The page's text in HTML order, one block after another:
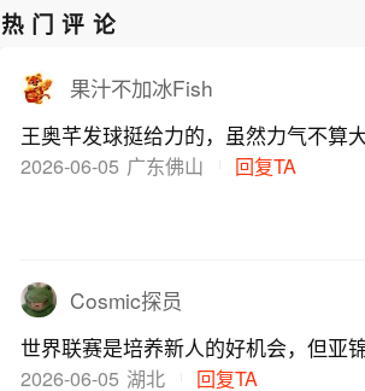
热门评论
果汁不加冰Fish
王奥芊发球挺给力的，虽然力气不算
2026-06-05 广东佛山 回复TA
Cosmic探员
世界联赛是培养新人的好机会，但亚
2026-06-05 湖北 回复TA